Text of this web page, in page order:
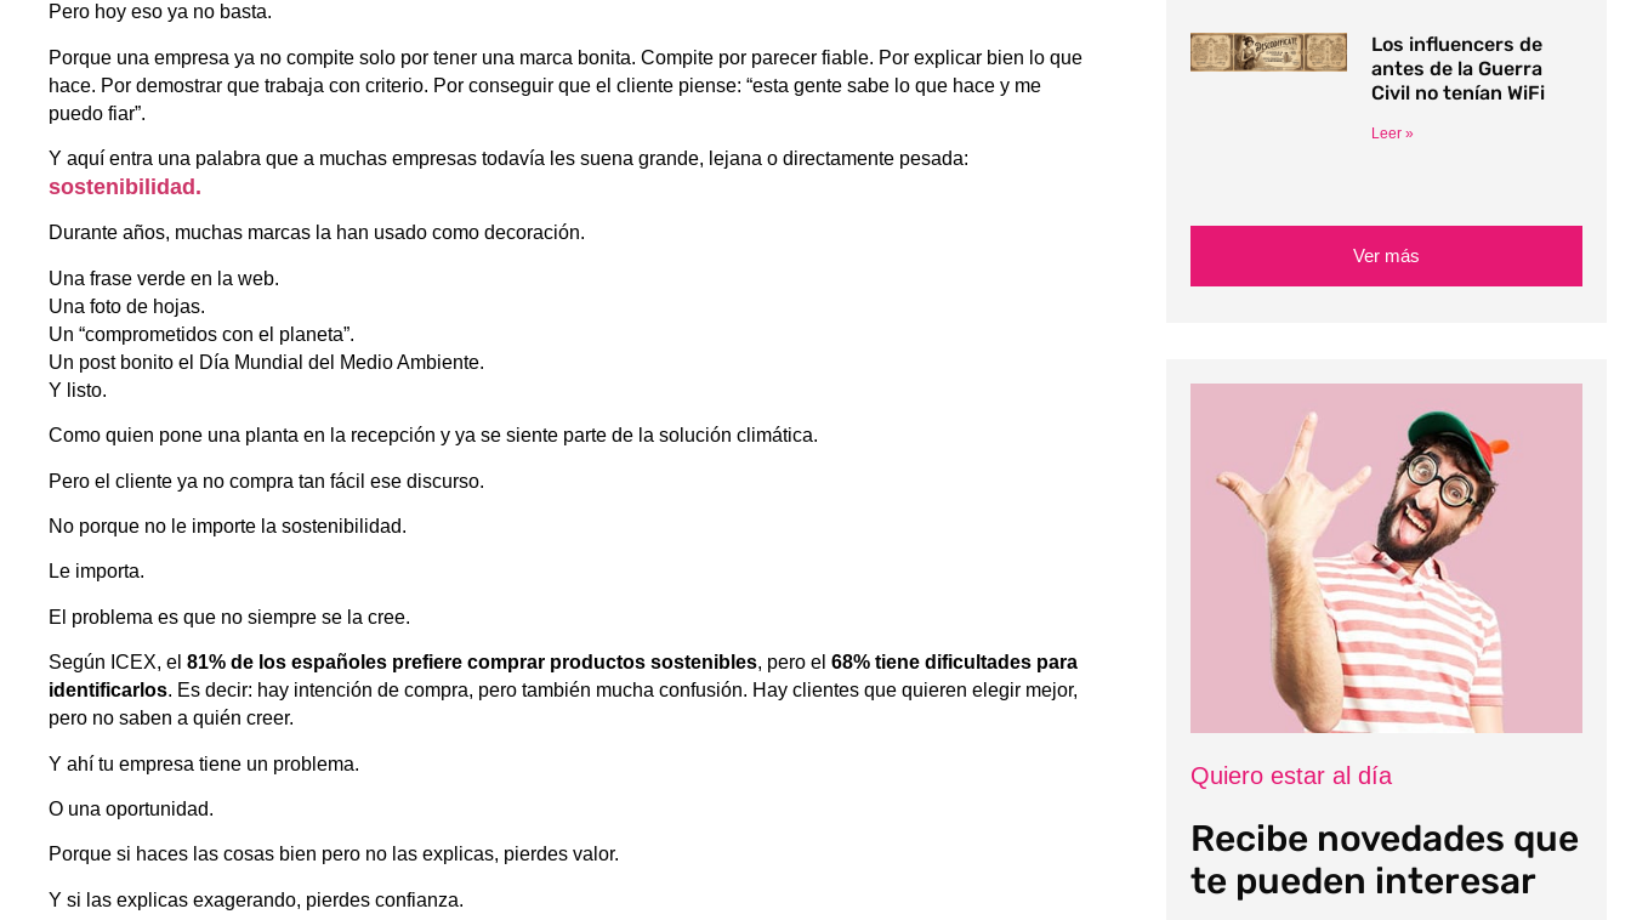
Pero hoy eso ya no basta.
Porque una empresa ya no compite solo por tener una marca bonita. Compite por parecer fiable. Por explicar bien lo que
hace. Por demostrar que trabaja con criterio. Por conseguir que el cliente piense: “esta gente sabe lo que hace y me
puedo fiar”.
Y aquí entra una palabra que a muchas empresas todavía les suena grande, lejana o directamente pesada:
sostenibilidad.
Durante años, muchas marcas la han usado como decoración.
Una frase verde en la web.
Una foto de hojas.
Un “comprometidos con el planeta”.
Un post bonito el Día Mundial del Medio Ambiente.
Y listo.
Como quien pone una planta en la recepción y ya se siente parte de la solución climática.
Pero el cliente ya no compra tan fácil ese discurso.
No porque no le importe la sostenibilidad.
Le importa.
El problema es que no siempre se la cree.
Según ICEX, el 81% de los españoles prefiere comprar productos sostenibles, pero el 68% tiene dificultades para
identificarlos. Es decir: hay intención de compra, pero también mucha confusión. Hay clientes que quieren elegir mejor,
pero no saben a quién creer.
Y ahí tu empresa tiene un problema.
O una oportunidad.
Porque si haces las cosas bien pero no las explicas, pierdes valor.
Y si las explicas exagerando, pierdes confianza.
Los influencers de
antes de la Guerra
Civil no tenían WiFi
Leer »
Ver más
Quiero estar al día
Recibe novedades que
te pueden interesar